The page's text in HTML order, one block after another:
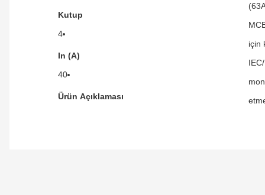
Kutup
4
In (A)
40
Ürün Açıklaması
için